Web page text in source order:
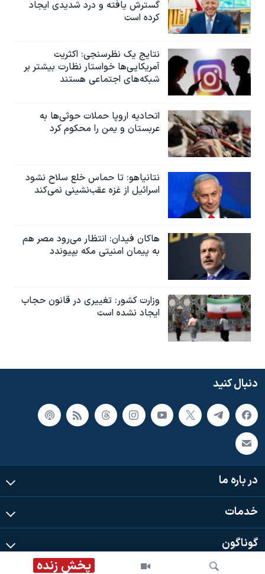
پخش زنده
گسترش یافته و درد شدیدی ایجاد
کرده است
نتایج یک نظرسنجی: اکثریت
آمریکایی‌ها خواستار نظارت بیشتر بر
شبکه‌های اجتماعی هستند
اتحادیه اروپا حملات حوثی‌ها به
عربستان و یمن را محکوم کرد
نتانیاهو: تا حماس خلع سلاح نشود
اسرائیل از غزه عقب‌نشینی نمی‌کند
هاکان فیدان: انتظار می‌رود مصر هم
به پیمان امنیتی مکه بپیوندد
وزارت کشور: تغییری در قانون حجاب
ایجاد نشده است
دنبال کنید
در باره ما
خدمات
گوناگون